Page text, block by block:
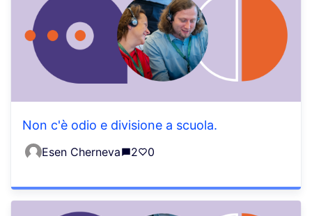
Non c'è odio e divisione a scuola.
Esen Cherneva 2 0